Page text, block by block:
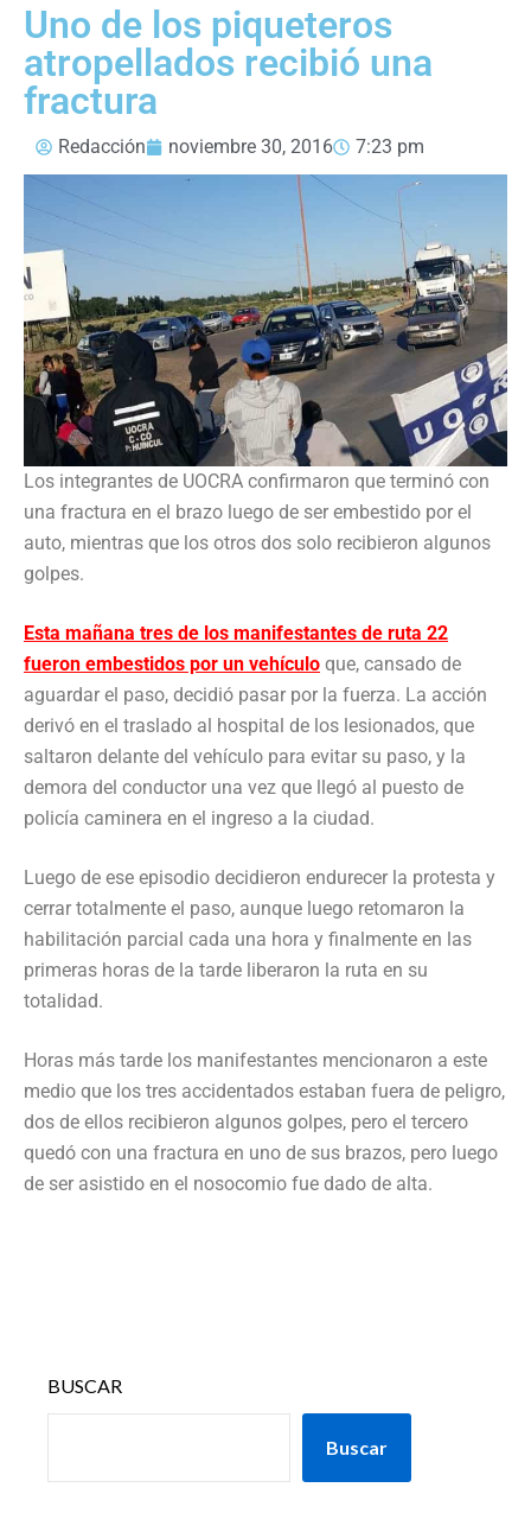
Uno de los piqueteros
atropellados recibió una
fractura
Redacción noviembre 30, 2016 7:23 pm
Los integrantes de UOCRA confirmaron que terminó con
una fractura en el brazo luego de ser embestido por el
auto, mientras que los otros dos solo recibieron algunos
golpes.
Esta mañana tres de los manifestantes de ruta 22
fueron embestidos por un vehículo que, cansado de
aguardar el paso, decidió pasar por la fuerza. La acción
derivó en el traslado al hospital de los lesionados, que
saltaron delante del vehículo para evitar su paso, y la
demora del conductor una vez que llegó al puesto de
policía caminera en el ingreso a la ciudad.
Luego de ese episodio decidieron endurecer la protesta y
cerrar totalmente el paso, aunque luego retomaron la
habilitación parcial cada una hora y finalmente en las
primeras horas de la tarde liberaron la ruta en su
totalidad.
Horas más tarde los manifestantes mencionaron a este
medio que los tres accidentados estaban fuera de peligro,
dos de ellos recibieron algunos golpes, pero el tercero
quedó con una fractura en uno de sus brazos, pero luego
de ser asistido en el nosocomio fue dado de alta.
BUSCAR
Buscar